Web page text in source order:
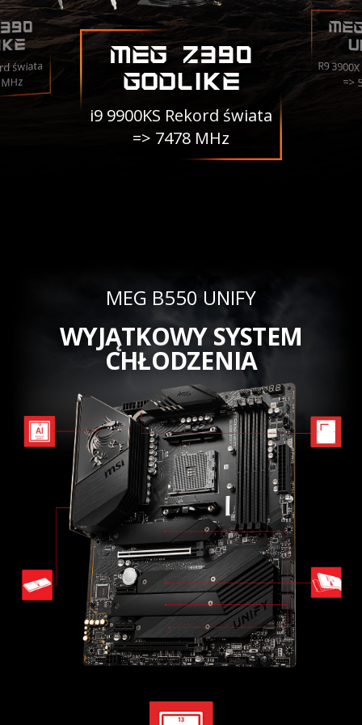
MEG Z390
GODLIKE
i9 9900KS Rekord świata
=> 7478 MHz
R9
=>
świata
MEG B550 UNIFY
WYJĄTKOWY SYSTEM
CHŁODZENIA